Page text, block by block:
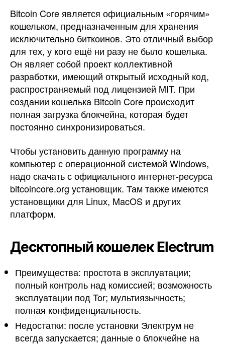
Bitcoin Core является официальным «горячим»
кошельком, предназначенным для хранения
исключительно биткоинов. Это отличный выбор
для тех, у кого ещё ни разу не было кошелька.
Он являет собой проект коллективной
разработки, имеющий открытый исходный код,
распространяемый под лицензией MIT. При
создании кошелька Bitcoin Core происходит
полная загрузка блокчейна, которая будет
постоянно синхронизироваться.
Чтобы установить данную программу на
компьютер с операционной системой Windows,
надо скачать с официального интернет-ресурса
bitcoincore.org установщик. Там также имеются
установщики для Linux, MacOS и других
платформ.
Десктопный кошелек Electrum
Преимущества: простота в эксплуатации;
полный контроль над комиссией; возможность
эксплуатации под Tor; мультиязычность;
полная конфиденциальность.
Недостатки: после установки Электрум не
всегда запускается; данные о блокчейне на